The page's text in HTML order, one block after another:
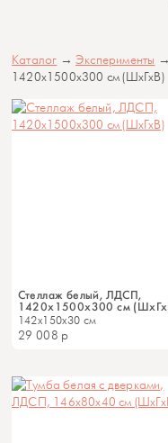
Каталог →Эксперименты
1420х1500х300 см (ШхГхВ)
Стеллаж белый, ЛДСП,
1420х1500х300 см
142x150x30 см
29 008 р